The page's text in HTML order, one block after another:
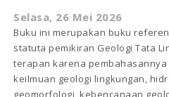
Selasa, 26 Mei 2026
Buku ini merupakan buku
statuta pemikiran Geologi Tata
terapan karena
keilmuan geologi lingkungan,
geomorfologi, kebencanaan